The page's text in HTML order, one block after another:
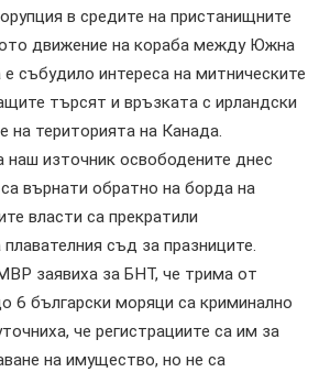
в средите на пристанищните
движение на кораба между Южна
събудило интереса на митническите
търсят и връзката с ирландски
на територията на Канада.
наш източник освободените днес
върнати обратно на борда на
власти са прекратили
съд за празниците.
заявиха за БНТ, че трима от
6 български моряци са криминално
че регистрациите са им за
на имущество, но не са